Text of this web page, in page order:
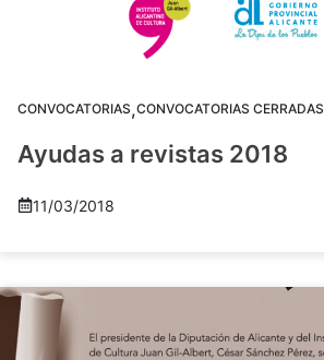
CONVOCATORIAS,CONVOCATORIAS CERRADAS
Ayudas a revistas 2018
11/03/2018